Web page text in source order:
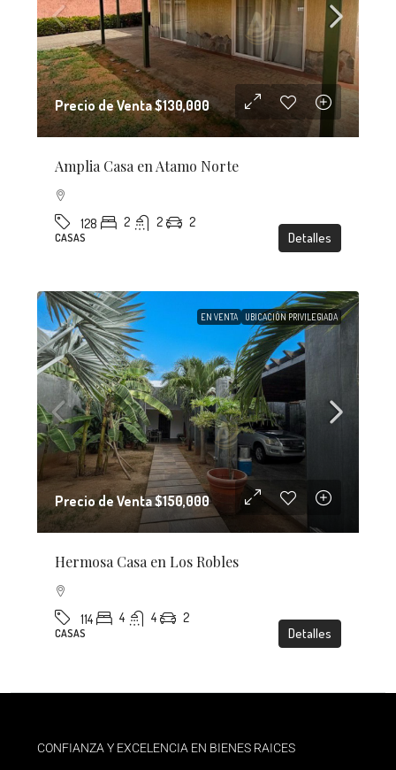
Precio de Venta$130,000
Amplia Casa en Atamo Norte
128 2 2 2
CASAS Detalles
EN VENTA UBICACIÓN PRIVILEGIADA
Precio de Venta$150,000
Hermosa Casa en Los Robles
114 4 4 2
CASAS Detalles
CONFIANZA Y EXCELENCIA EN BIENES RAICES